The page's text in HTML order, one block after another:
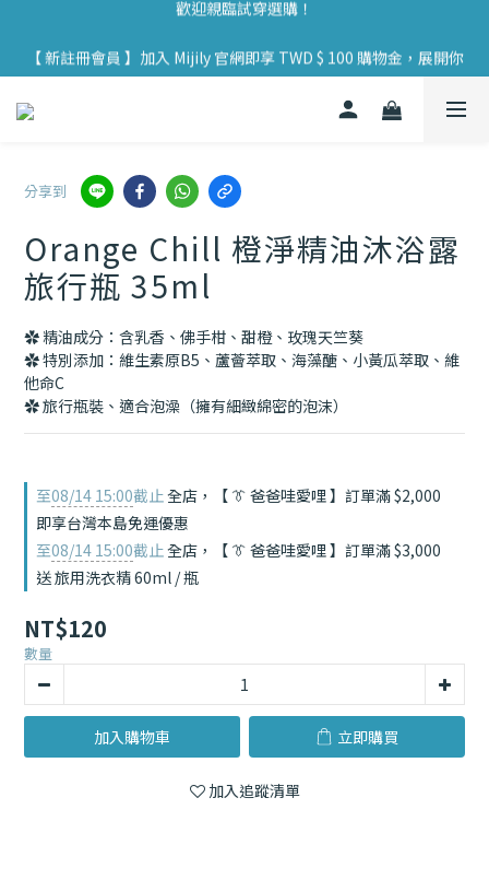
歡迎親臨試穿選購！
的永續旅程 🌱
【 實體門市 】Mijily AIR 大氣涼拖鞋 於全臺 33 個實體據點展售，
分享到
Orange Chill 橙淨精油沐浴露
旅行瓶 35ml
✿ 精油成分：含乳香、佛手柑、甜橙、玫瑰天竺葵
✿ 特別添加：維生素原B5、蘆薈萃取、海藻醣、小黃瓜萃取、維
他命C
✿ 旅行瓶裝、適合泡澡（擁有細緻綿密的泡沫）
至08/14 15:00截止全店，【 👔 爸爸哇愛哩 】訂單滿 $2,000
即享台灣本島免運優惠
至08/14 15:00截止全店，【 👔 爸爸哇愛哩 】訂單滿 $3,000
送 旅用洗衣精 60ml / 瓶
NT$120
數量
加入購物車 立即購買
加入追蹤清單